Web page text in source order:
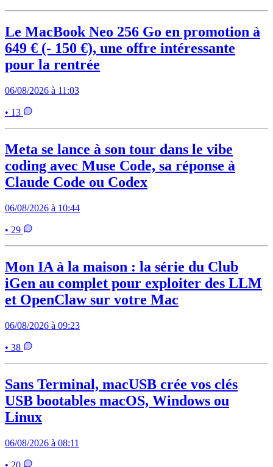
Le MacBook Neo 256 Go en promotion à
649 € (- 150 €), une offre intéressante
pour la rentrée
06/08/2026 à 11:03
• 13
Meta se lance à son tour dans le vibe
coding avec Muse Code, sa réponse à
Claude Code ou Codex
06/08/2026 à 10:44
• 29
Mon IA à la maison : la série du Club
iGen au complet pour exploiter des LLM
et OpenClaw sur votre Mac
06/08/2026 à 09:23
• 38
Sans Terminal, macUSB crée vos clés
USB bootables macOS, Windows ou
Linux
06/08/2026 à 08:11
• 20